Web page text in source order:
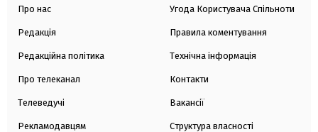
Про нас
Редакція
Редакційна політика
Про телеканал
Телеведучі
Рекламодавцям
Угода Користувача Спільноти
Правила коментування
Технічна інформація
Контакти
Вакансії
Структура власності